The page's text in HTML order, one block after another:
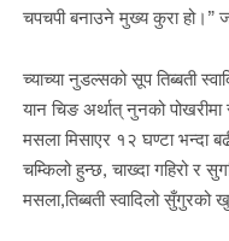
चपचपी बनाउने मुख्य कुरा हो।”
च्याच्या नुडल्सको सूप तिब्बती
यान चिङ अर्थात् नुनको
मसला मिसाएर १२ घण्टा भन्दा
चम्किलो हुन्छ, चाख्दा गहिरो र
मसला,तिब्बती स्वादिलो सुँगुरको